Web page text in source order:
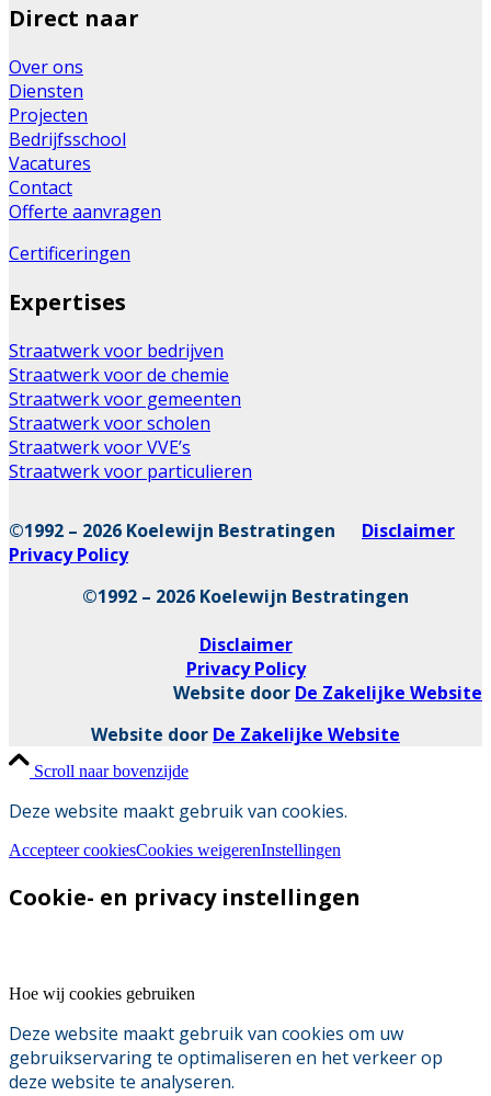
Direct naar
Over ons
Diensten
Projecten
Bedrijfsschool
Vacatures
Contact
Offerte aanvragen
Certificeringen
Expertises
Straatwerk voor bedrijven
Straatwerk voor de chemie
Straatwerk voor gemeenten
Straatwerk voor scholen
Straatwerk voor VVE’s
Straatwerk voor particulieren
©1992 – 2026 Koelewijn Bestratingen Disclaimer
Privacy Policy
©1992 – 2026 Koelewijn Bestratingen
Disclaimer
Privacy Policy
Website door De Zakelijke Website
Website door De Zakelijke Website
Scroll naar bovenzijde
Deze website maakt gebruik van cookies.
Accepteer cookiesCookies weigerenInstellingen
Cookie- en privacy instellingen
Hoe wij cookies gebruiken
Deze website maakt gebruik van cookies om uw
gebruikservaring te optimaliseren en het verkeer op
deze website te analyseren.